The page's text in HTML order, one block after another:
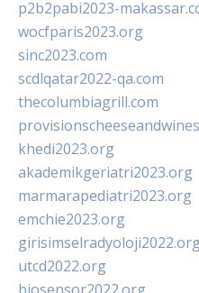
p2b2pabi2023-
wocfparis2023.org
sinc2023.com
scdlqatar2022-qa.com
thecolumbiagrill.com
khedi2023.org
akademikgeriatri2023.org
marmarapediatri2023.org
emchie2023.org
utcd2022.org